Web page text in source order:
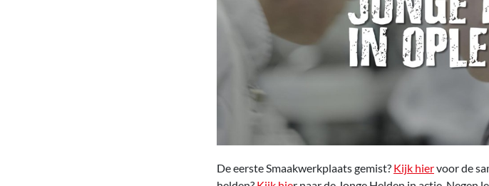
De eerste Smaakwerkplaats gemist? Kijk hiervoor de